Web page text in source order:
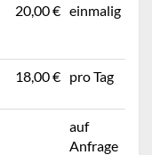
20,00 € einmalig
18,00 € pro Tag
auf
Anfrage